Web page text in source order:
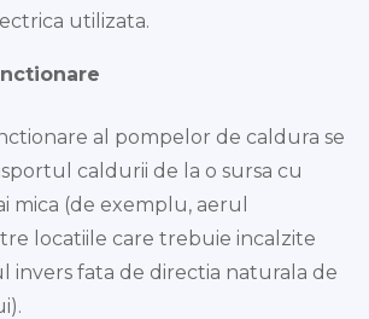
utilizata.
al pompelor de caldura se
caldurii de la o sursa cu
mica (de exemplu, aerul
locatiile care trebuie incalzite
invers fata de directia naturala de